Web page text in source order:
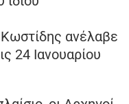
ανέλαβε
24 Ιανουαρίου